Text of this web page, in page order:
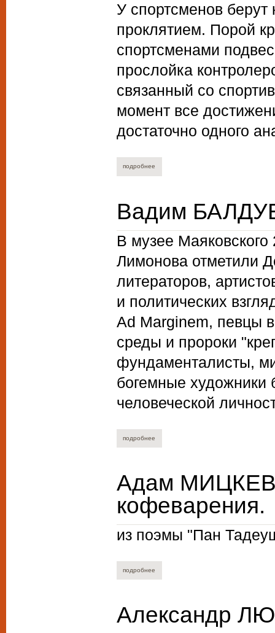
У спортсменов
проклятием. Порой
спортсменами
прослойка
связанный со
момент все
достаточно одного
подробнее
Вадим
В музее
Лимонова отметили
литераторов,
и политических
Ad Marginem, певцы
среды и пророки
фундаменталисты,
богемные
человеческой
подробнее
Адам
кофеварения.
из поэмы "Пан
подробнее
Александр